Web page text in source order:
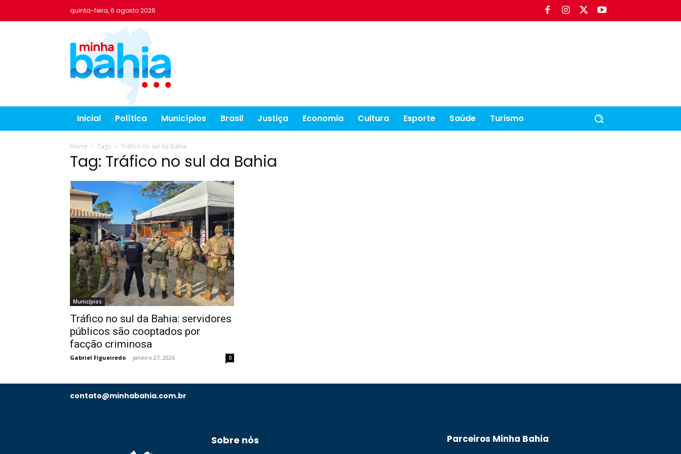
quinta-feira, 6 agosto 2026
Inicial Política Municípios Brasil Justiça Economia Cultura Esporte Saúde Turismo
Home Tags Tráfico no sul da Bahia
Tag: Tráfico no sul da Bahia
Municípios
Tráfico no sul da Bahia: servidores
públicos são cooptados por
facção criminosa
Gabriel Figueiredo - janeiro 27, 2026 0
contato@minhabahia.com.br
Sobre nós Parceiros Minha Bahia